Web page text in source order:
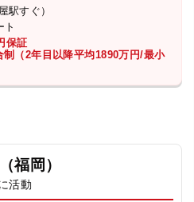
駅すぐ）
ト
保証
制（2年目以降平均1890万円/最小
福岡）
活動